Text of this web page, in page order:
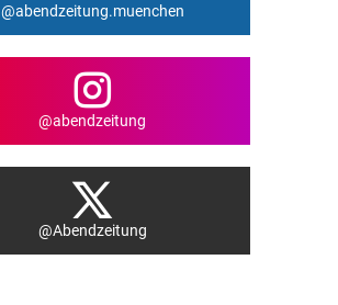
@abendzeitung.muenchen
@abendzeitung
@Abendzeitung